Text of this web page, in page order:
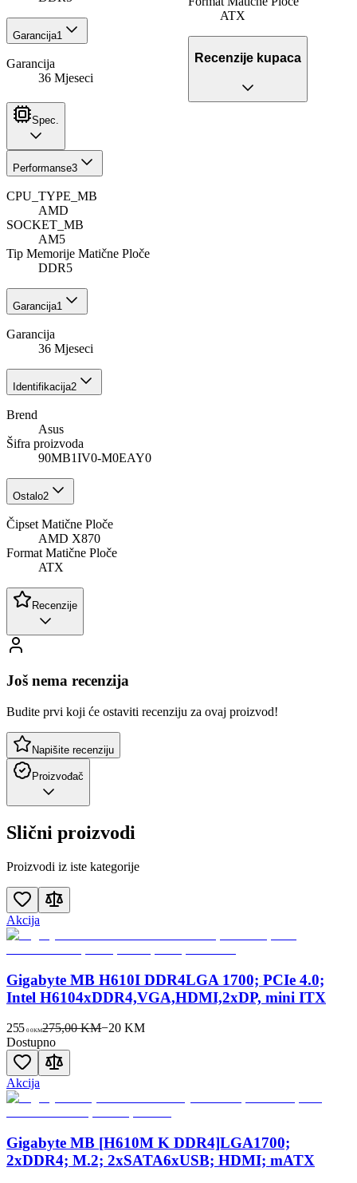
Garancija1
Garancija
36 Mjeseci
ATX
Recenzije kupaca
Spec.
Performanse3
CPU_TYPE_MB
AMD
SOCKET_MB
AM5
Tip Memorije Matične Ploče
DDR5
Garancija1
Garancija
36 Mjeseci
Identifikacija2
Brend
Asus
Šifra proizvoda
90MB1IV0-M0EAY0
Ostalo2
Čipset Matične Ploče
AMD X870
Format Matične Ploče
ATX
Recenzije
Još nema recenzija
Budite prvi koji će ostaviti recenziju za ovaj proizvod!
Napišite recenziju
Proizvođač
Slični proizvodi
Proizvodi iz iste kategorije
Akcija
Gigabyte MB H610I DDR4LGA 1700; PCIe 4.0;
Intel H6104xDDR4,VGA,HDMI,2xDP, mini ITX
255 00KM275,00 KM−20 KM
Dostupno
Akcija
Gigabyte MB [H610M K DDR4]LGA1700;
2xDDR4; M.2; 2xSATA6xUSB; HDMI; mATX